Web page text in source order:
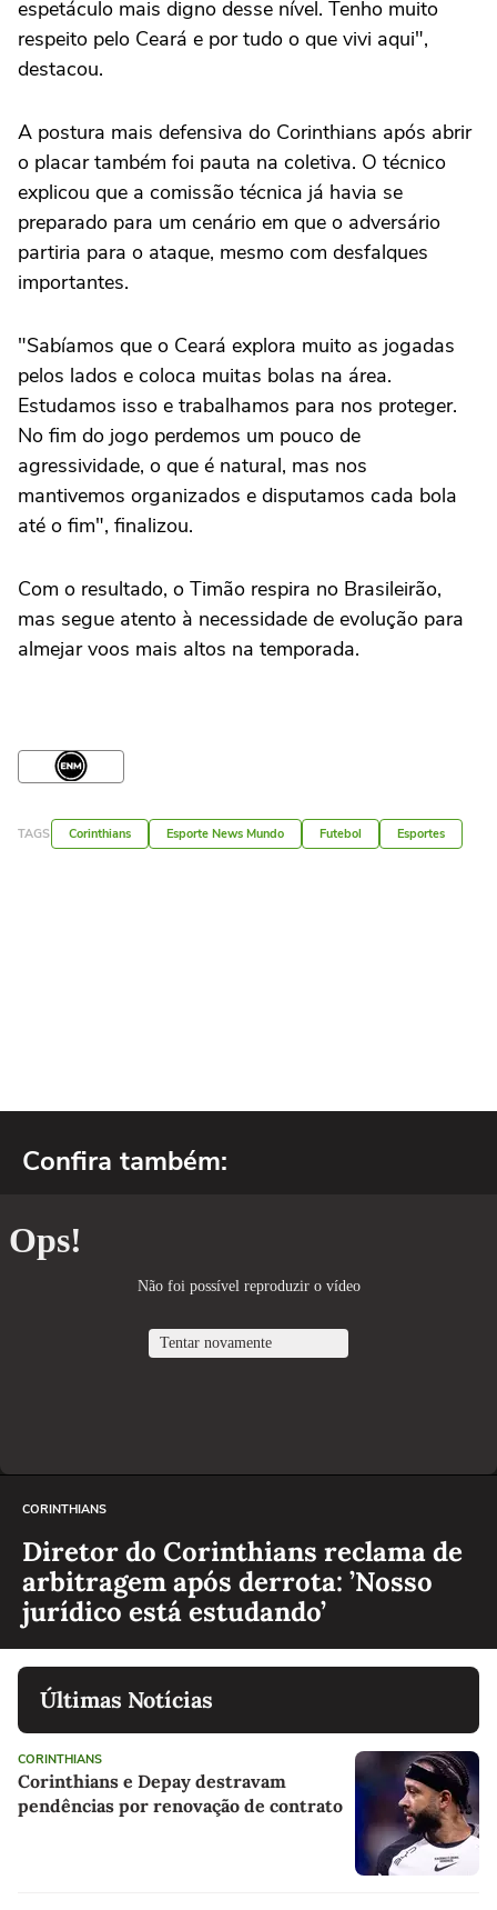
espetáculo mais digno desse nível. Tenho muito
respeito pelo Ceará e por tudo o que vivi aqui",
destacou.
A postura mais defensiva do Corinthians após abrir
o placar também foi pauta na coletiva. O técnico
explicou que a comissão técnica já havia se
preparado para um cenário em que o adversário
partiria para o ataque, mesmo com desfalques
importantes.
"Sabíamos que o Ceará explora muito as jogadas
pelos lados e coloca muitas bolas na área.
Estudamos isso e trabalhamos para nos proteger.
No fim do jogo perdemos um pouco de
agressividade, o que é natural, mas nos
mantivemos organizados e disputamos cada bola
até o fim", finalizou.
Com o resultado, o Timão respira no Brasileirão,
mas segue atento à necessidade de evolução para
almejar voos mais altos na temporada.
TAGS Corinthians Esporte News Mundo Futebol Esportes
Confira também:
CORINTHIANS
Diretor do Corinthians reclama de
arbitragem após derrota: ’Nosso
jurídico está estudando’
Últimas Notícias
CORINTHIANS
Corinthians e Depay destravam
pendências por renovação de contrato